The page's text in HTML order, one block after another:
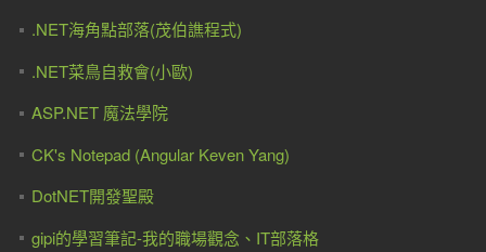
.NET海角點部落(茂伯譙程式)
.NET菜鳥自救會(小歐)
ASP.NET 魔法學院
CK's Notepad (Angular Keven Yang)
DotNET開發聖殿
gipi的學習筆記-我的職場觀念、IT部落格